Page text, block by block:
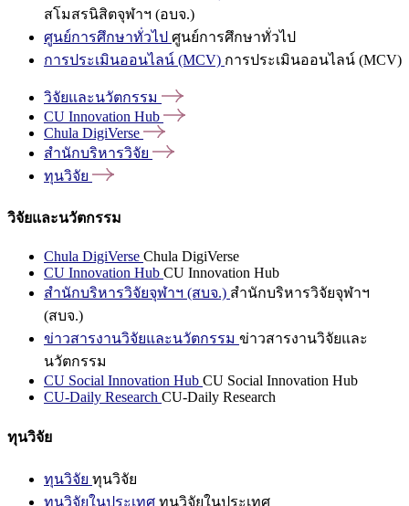
สโมสรนิสิตจุฬาฯ (อบจ.)
ศูนย์การศึกษาทั่วไป ศูนย์การศึกษาทั่วไป
การประเมินออนไลน์ (MCV) การประเมินออนไลน์ (MCV)
วิจัยและนวัตกรรม
CU Innovation Hub
Chula DigiVerse
สำนักบริหารวิจัย
ทุนวิจัย
วิจัยและนวัตกรรม
Chula DigiVerse Chula DigiVerse
CU Innovation Hub CU Innovation Hub
สำนักบริหารวิจัยจุฬาฯ (สบจ.) สำนักบริหารวิจัยจุฬาฯ
(สบจ.)
ข่าวสารงานวิจัยและนวัตกรรม ข่าวสารงานวิจัยและ
นวัตกรรม
CU Social Innovation Hub CU Social Innovation Hub
CU-Daily Research CU-Daily Research
ทุนวิจัย
ทุนวิจัย ทุนวิจัย
ทุนวิจัยในประเทศ ทุนวิจัยในประเทศ